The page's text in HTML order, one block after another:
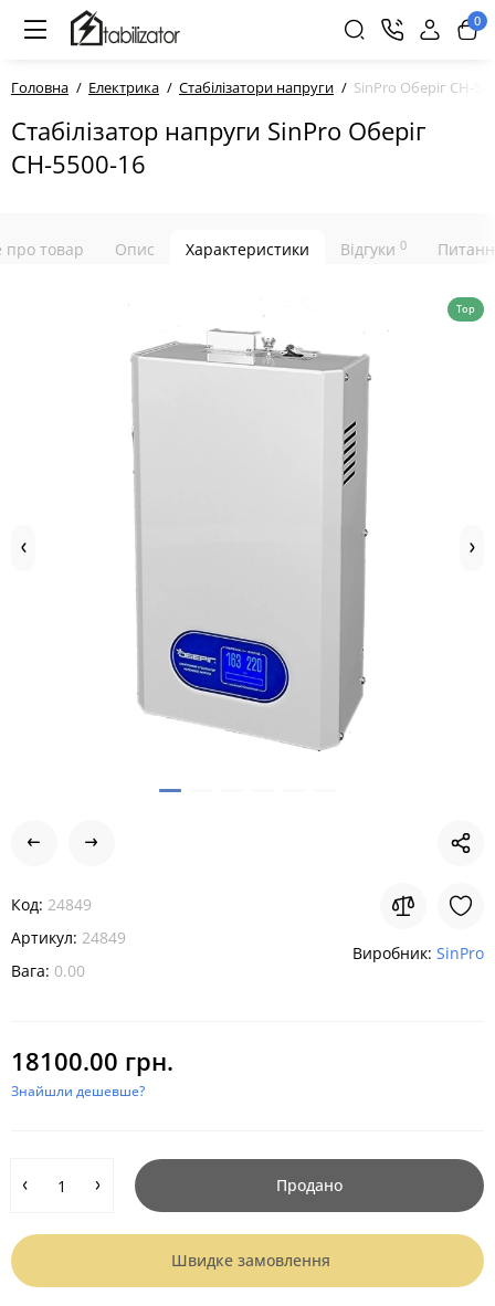
0
Головна Електрика Стабілізатори напруги SinPro Оберіг СН-
Стабілізатор напруги SinPro Оберіг
СН-5500-16
про товар Опис Характеристики Відгуки 0
Top
Код: 24849
Артикул: 24849
Вага: 0.00
Виробник: SinPro
18100.00 грн.
Знайшли дешевше?
Продано
Швидке замовлення